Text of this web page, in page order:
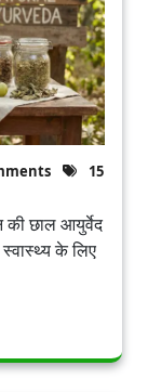
15
छाल आयुर्वेद
के लिए